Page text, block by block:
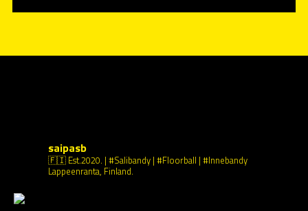
saipasb
🇫🇮 Est.2020. | #Salibandy | #Floorball | #Innebandy
Lappeenranta, Finland.